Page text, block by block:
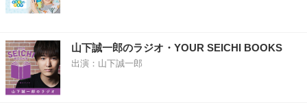
山下誠一郎のラジオ・YOUR SEICHI BOOKS
出演：山下誠一郎